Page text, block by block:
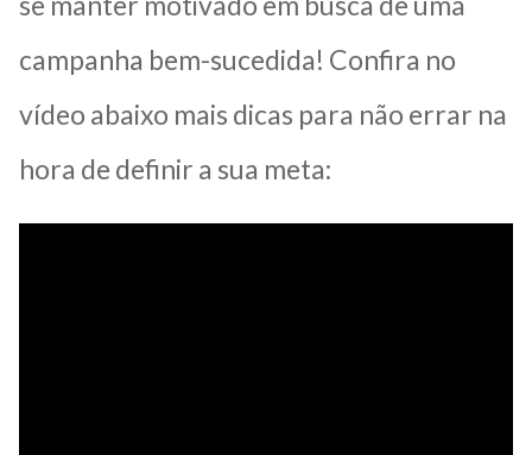
campanha bem-sucedida! Confira no
vídeo abaixo mais dicas para não errar na
hora de definir a sua meta: